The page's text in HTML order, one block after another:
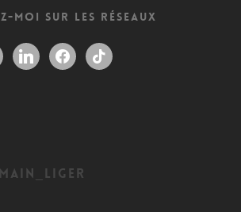
moi sur les réseaux
linkedinfacebooktiktok